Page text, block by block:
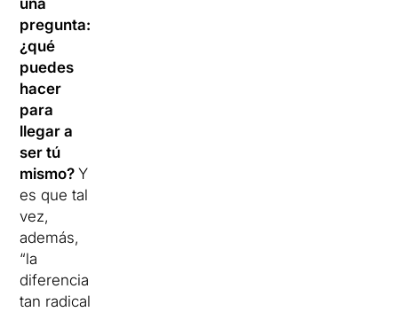
pregunta:
¿qué
puedes
hacer
para
llegar a
ser tú
mismo?Y
es que tal
vez,
además,
“la
diferencia
tan radical